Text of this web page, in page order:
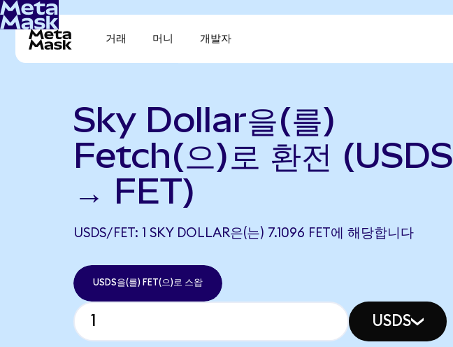
거래 머니 개발자
Sky Dollar을(를)
Fetch(으)로 환전 (USDS
→ FET)
USDS/FET: 1 SKY DOLLAR은(는) 7.1096 FET에 해당합니다
USDS을(를) FET(으)로 스왑
USDS